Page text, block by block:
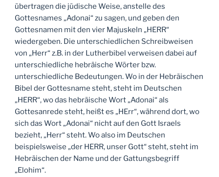
übertragen die jüdische Weise, anstelle des
Gottesnames „Adonai“ zu sagen, und geben den
Gottesnamen mit den vier Majuskeln „HERR“
wiedergeben. Die unterschiedlichen Schreibweisen
von „Herr“ z.B. in der Lutherbibel verweisen dabei auf
unterschiedliche hebräische Wörter bzw.
unterschiedliche Bedeutungen. Wo in der Hebräischen
Bibel der Gottesname steht, steht im Deutschen
„HERR“, wo das hebräische Wort „Adonai“ als
Gottesanrede steht, heißt es „HErr“, während dort, wo
sich das Wort „Adonai“ nicht auf den Gott Israels
bezieht, „Herr“ steht. Wo also im Deutschen
beispielsweise „der HERR, unser Gott“ steht, steht im
Hebräischen der Name und der Gattungsbegriff
„Elohim“.